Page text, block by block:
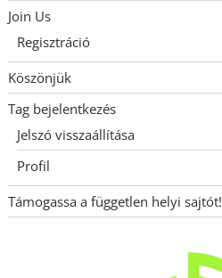
Join Us
Regisztráció
Köszönjük
Tag bejelentkezés
Jelszó visszaállítása
Profil
Támogassa a független helyi sajtót!